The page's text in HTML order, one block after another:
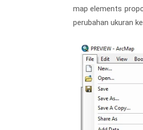
map elements
perubahan ukuran